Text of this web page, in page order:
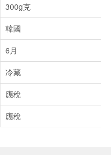
300g克
韓國
6月
冷藏
應稅
應稅